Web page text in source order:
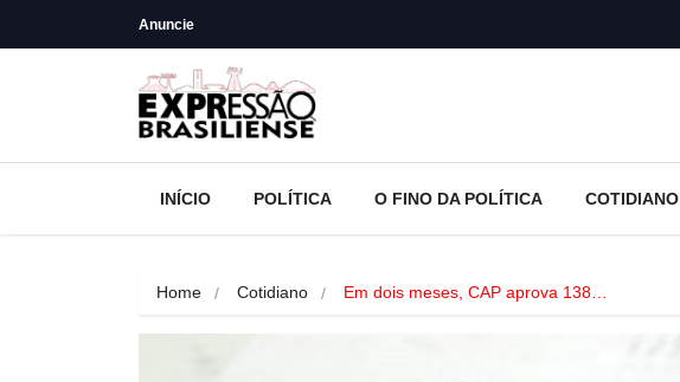
Anuncie
INÍCIO POLÍTICA O FINO DA POLÍTICA COTIDIANO
Home Cotidiano Em dois meses, CAP aprova 138…